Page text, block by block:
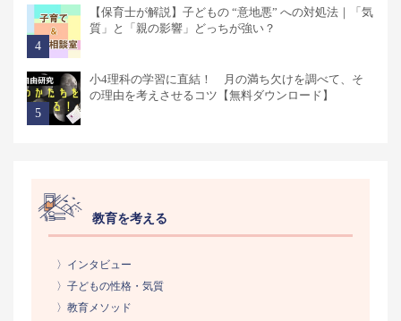
【保育士が解説】子どもの “意地悪” への対処法｜「気
質」と「親の影響」どっちが強い？
小4理科の学習に直結！ 月の満ち欠けを調べて、そ
の理由を考えさせるコツ【無料ダウンロード】
教育を考える
〉インタビュー
〉子どもの性格・気質
〉教育メソッド